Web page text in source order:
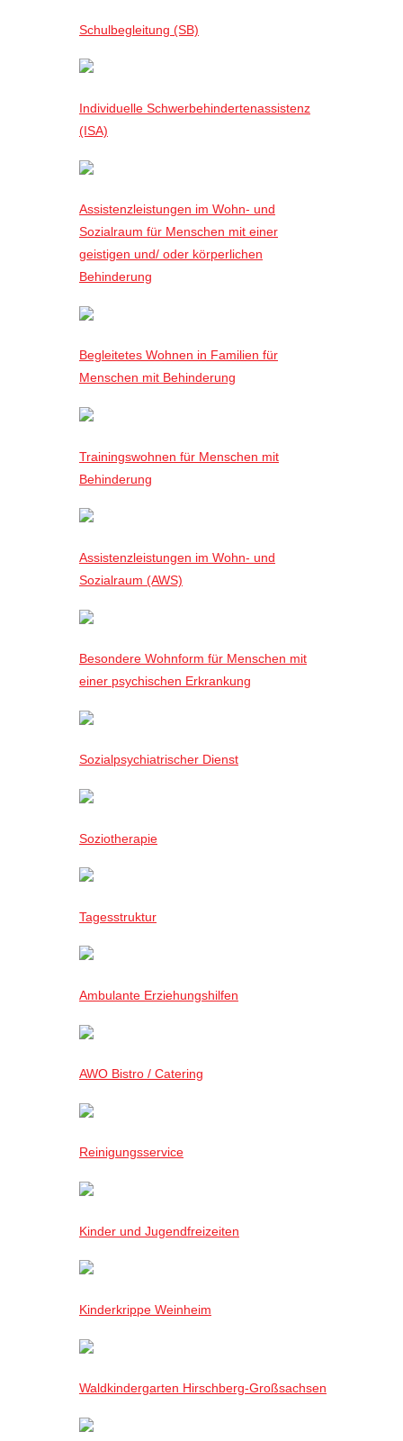
Schulbegleitung (SB)
Individuelle Schwerbehindertenassistenz
(ISA)
Assistenzleistungen im Wohn- und
Sozialraum für Menschen mit einer
geistigen und/ oder körperlichen
Behinderung
Begleitetes Wohnen in Familien für
Menschen mit Behinderung
Trainingswohnen für Menschen mit
Behinderung
Assistenzleistungen im Wohn- und
Sozialraum (AWS)
Besondere Wohnform für Menschen mit
einer psychischen Erkrankung
Sozialpsychiatrischer Dienst
Soziotherapie
Tagesstruktur
Ambulante Erziehungshilfen
AWO Bistro / Catering
Reinigungsservice
Kinder und Jugendfreizeiten
Kinderkrippe Weinheim
Waldkindergarten Hirschberg-Großsachsen